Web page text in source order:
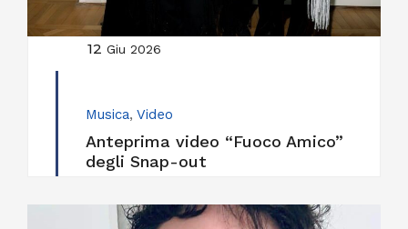
12 Giu 2026
Musica, Video
Anteprima video “Fuoco Amico”
degli Snap-out